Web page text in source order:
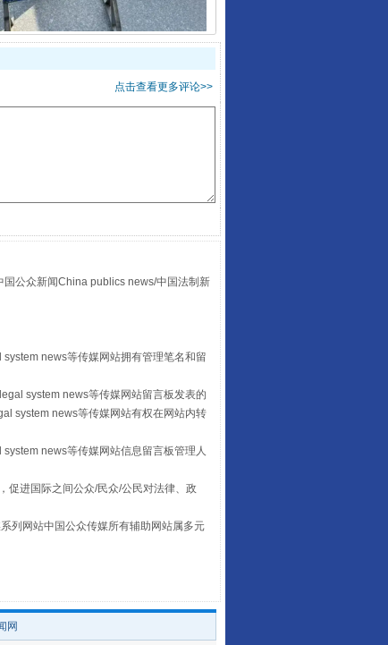
点击查看更多评论>>
公众新闻China publics news/中国法制新
news等传媒网站拥有管理笔名和留
system news等传媒网站留言板发表的
system news等传媒网站有权在网站内转
news等传媒网站信息留言板管理人
促进国际之间公众/民众/公民对法律、政
列网站中国公众传媒所有辅助网站属多元
网